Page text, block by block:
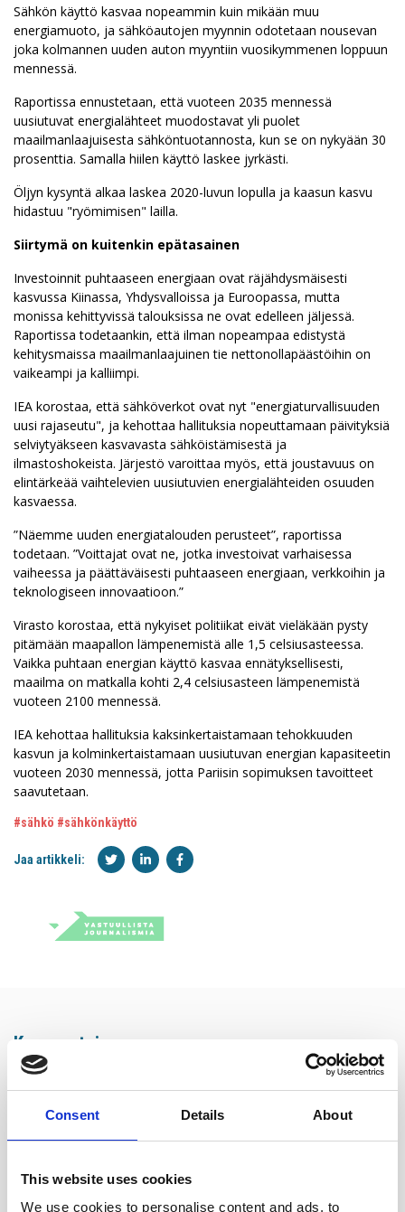
Consent Details About
This website uses cookies
We use cookies to personalise content and ads, to
Sähkön käyttö kasvaa nopeammin kuin mikään muu
energiamuoto, ja sähköautojen myynnin odotetaan nousevan
joka kolmannen uuden auton myyntiin vuosikymmenen loppuun
mennessä.
Raportissa ennustetaan, että vuoteen 2035 mennessä
uusiutuvat energialähteet muodostavat yli puolet
maailmanlaajuisesta sähköntuotannosta, kun se on nykyään 30
prosenttia. Samalla hiilen käyttö laskee jyrkästi.
Öljyn kysyntä alkaa laskea 2020-luvun lopulla ja kaasun kasvu
hidastuu "ryömimisen" lailla.
Siirtymä on kuitenkin epätasainen
Investoinnit puhtaaseen energiaan ovat räjähdysmäisesti
kasvussa Kiinassa, Yhdysvalloissa ja Euroopassa, mutta
monissa kehittyvissä talouksissa ne ovat edelleen jäljessä.
Raportissa todetaankin, että ilman nopeampaa edistystä
kehitysmaissa maailmanlaajuinen tie nettonollapäästöihin on
vaikeampi ja kalliimpi.
IEA korostaa, että sähköverkot ovat nyt "energiaturvallisuuden
uusi rajaseutu", ja kehottaa hallituksia nopeuttamaan päivityksiä
selviytyäkseen kasvavasta sähköistämisestä ja
ilmastoshokeista. Järjestö varoittaa myös, että joustavuus on
elintärkeää vaihtelevien uusiutuvien energialähteiden osuuden
kasvaessa.
”Näemme uuden energiatalouden perusteet”, raportissa
todetaan. ”Voittajat ovat ne, jotka investoivat varhaisessa
vaiheessa ja päättäväisesti puhtaaseen energiaan, verkkoihin ja
teknologiseen innovaatioon.”
Virasto korostaa, että nykyiset politiikat eivät vieläkään pysty
pitämään maapallon lämpenemistä alle 1,5 celsiusasteessa.
Vaikka puhtaan energian käyttö kasvaa ennätyksellisesti,
maailma on matkalla kohti 2,4 celsiusasteen lämpenemistä
vuoteen 2100 mennessä.
IEA kehottaa hallituksia kaksinkertaistamaan tehokkuuden
kasvun ja kolminkertaistamaan uusiutuvan energian kapasiteetin
vuoteen 2030 mennessä, jotta Pariisin sopimuksen tavoitteet
saavutetaan.
#sähkö #sähkönkäyttö
Jaa artikkeli:
Kommentoi
Sähköpostiosoitettasi ei julkaista. Pakkolliset kentät merkitty *
Kommentti*